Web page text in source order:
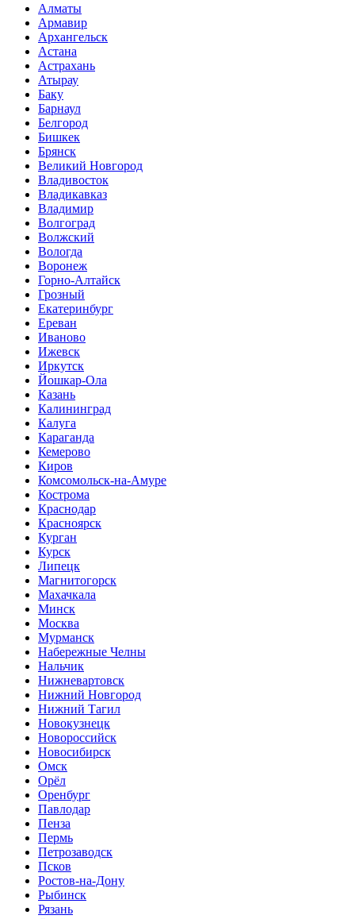
Алматы
Армавир
Архангельск
Астана
Астрахань
Атырау
Баку
Барнаул
Белгород
Бишкек
Брянск
Великий Новгород
Владивосток
Владикавказ
Владимир
Волгоград
Волжский
Вологда
Воронеж
Горно-Алтайск
Грозный
Екатеринбург
Ереван
Иваново
Ижевск
Иркутск
Йошкар-Ола
Казань
Калининград
Калуга
Караганда
Кемерово
Киров
Комсомольск-на-Амуре
Кострома
Краснодар
Красноярск
Курган
Курск
Липецк
Магнитогорск
Махачкала
Минск
Москва
Мурманск
Набережные Челны
Нальчик
Нижневартовск
Нижний Новгород
Нижний Тагил
Новокузнецк
Новороссийск
Новосибирск
Омск
Орёл
Оренбург
Павлодар
Пенза
Пермь
Петрозаводск
Псков
Ростов-на-Дону
Рыбинск
Рязань